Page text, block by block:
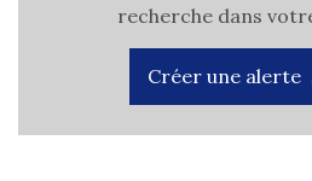
recherche dans
Créer une alerte